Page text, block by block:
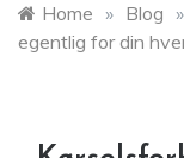
Home » Blog »
egentlig for din